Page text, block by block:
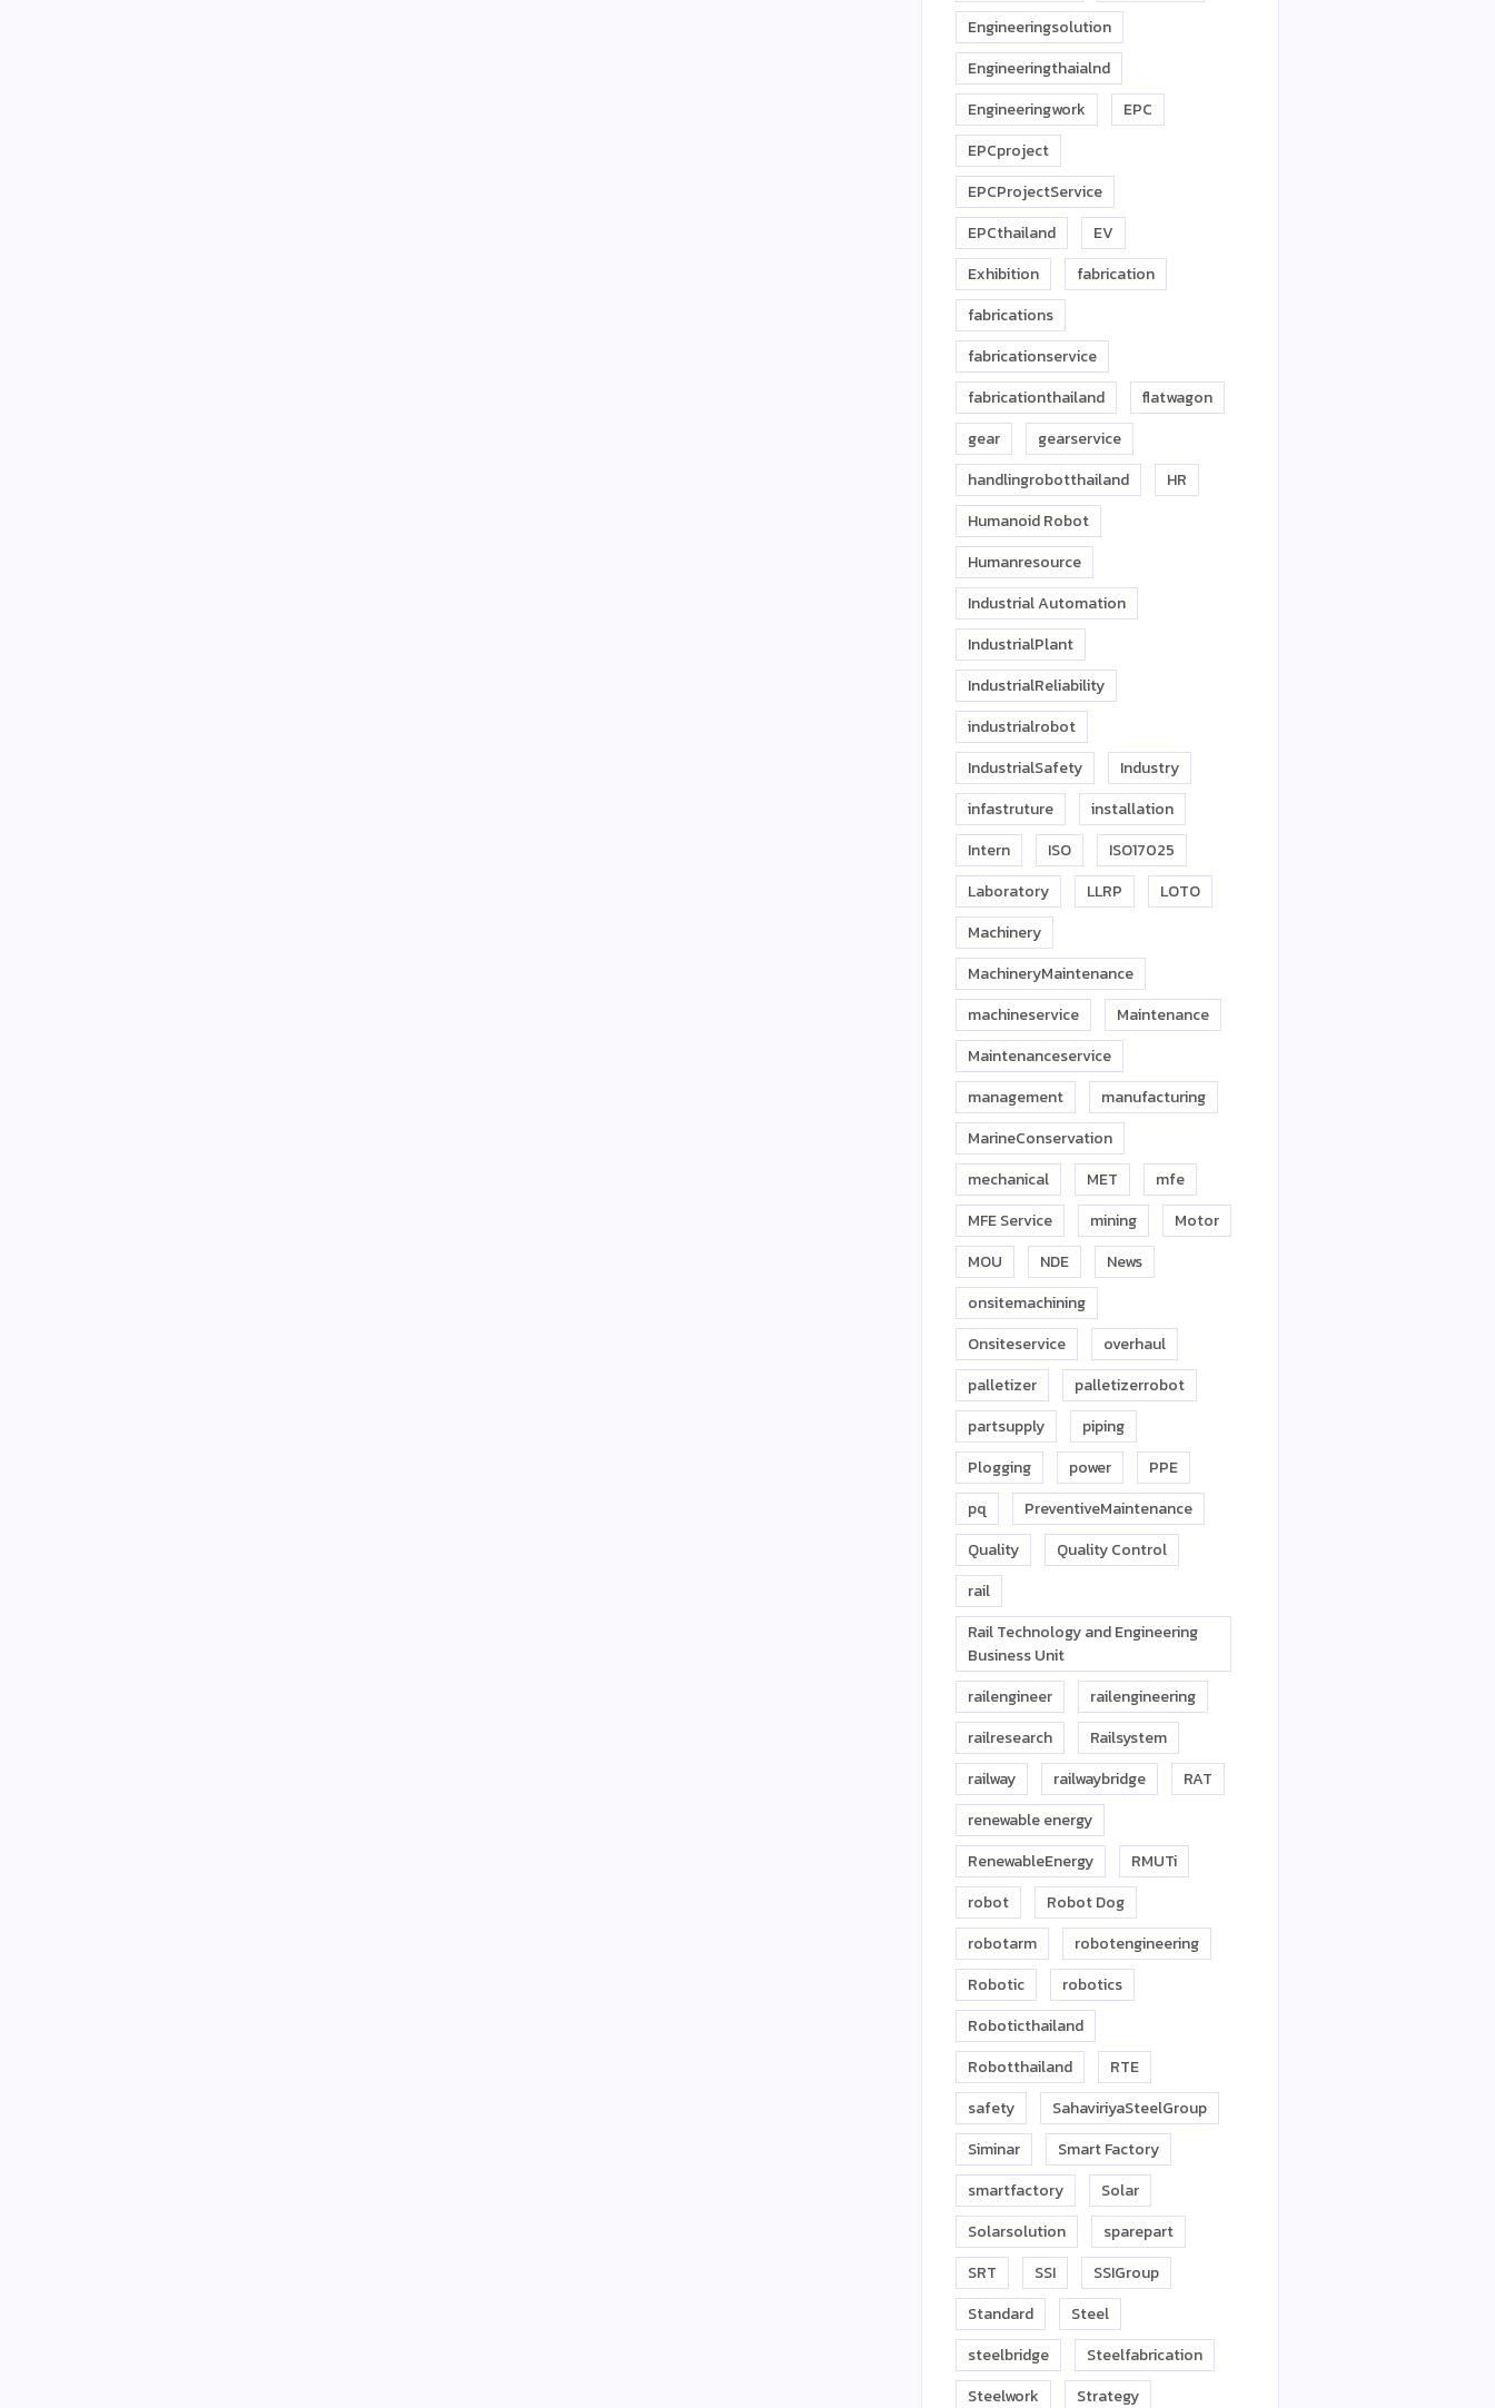
Engineeringsolution
Engineeringthaialnd
Engineeringwork
EPC
EPCproject
EPCProjectService
EPCthailand
EV
Exhibition
fabrication
fabrications
fabricationservice
fabricationthailand
flatwagon
gear
gearservice
handlingrobotthailand
HR
Humanoid Robot
Humanresource
Industrial Automation
IndustrialPlant
IndustrialReliability
industrialrobot
IndustrialSafety
Industry
infastruture
installation
Intern
ISO
ISO17025
Laboratory
LLRP
LOTO
Machinery
MachineryMaintenance
machineservice
Maintenance
Maintenanceservice
management
manufacturing
MarineConservation
mechanical
MET
mfe
MFE Service
mining
Motor
MOU
NDE
News
onsitemachining
Onsiteservice
overhaul
palletizer
palletizerrobot
partsupply
piping
Plogging
power
PPE
pq
PreventiveMaintenance
Quality
Quality Control
rail
Rail Technology and Engineering
Business Unit
railengineer
railengineering
railresearch
Railsystem
railway
railwaybridge
RAT
renewable energy
RenewableEnergy
RMUTi
robot
Robot Dog
robotarm
robotengineering
Robotic
robotics
Roboticthailand
Robotthailand
RTE
safety
SahaviriyaSteelGroup
Siminar
Smart Factory
smartfactory
Solar
Solarsolution
sparepart
SRT
SSI
SSIGroup
Standard
Steel
steelbridge
Steelfabrication
Steelwork
Strategy